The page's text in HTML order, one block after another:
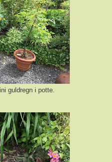
guldregn i potte.